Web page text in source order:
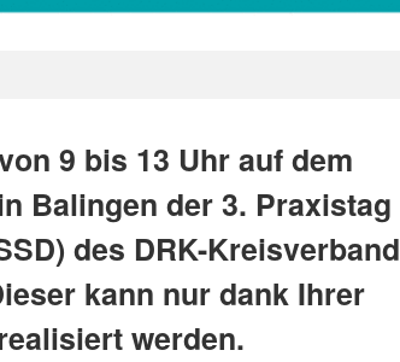
9 bis 13 Uhr auf dem
Balingen der 3. Praxistag
des DRK-Kreisverband
kann nur dank Ihrer
werden.